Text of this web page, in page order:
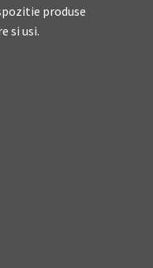
produse
si usi.